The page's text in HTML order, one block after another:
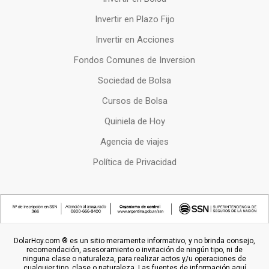
Invertir en Plazo Fijo
Invertir en Acciones
Fondos Comunes de Inversion
Sociedad de Bolsa
Cursos de Bolsa
Quiniela de Hoy
Agencia de viajes
Política de Privacidad
DolarHoy.com ® es un sitio meramente informativo, y no brinda consejo,
recomendación, asesoramiento o invitación de ningún tipo, ni de
ninguna clase o naturaleza, para realizar actos y/u operaciones de